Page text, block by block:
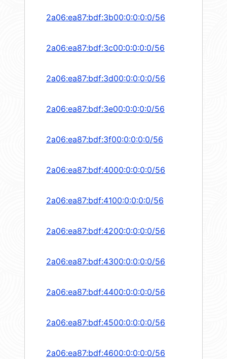
2a06:ea87:bdf:3b00:0:0:0:0/56
2a06:ea87:bdf:3c00:0:0:0:0/56
2a06:ea87:bdf:3d00:0:0:0:0/56
2a06:ea87:bdf:3e00:0:0:0:0/56
2a06:ea87:bdf:3f00:0:0:0:0/56
2a06:ea87:bdf:4000:0:0:0:0/56
2a06:ea87:bdf:4100:0:0:0:0/56
2a06:ea87:bdf:4200:0:0:0:0/56
2a06:ea87:bdf:4300:0:0:0:0/56
2a06:ea87:bdf:4400:0:0:0:0/56
2a06:ea87:bdf:4500:0:0:0:0/56
2a06:ea87:bdf:4600:0:0:0:0/56